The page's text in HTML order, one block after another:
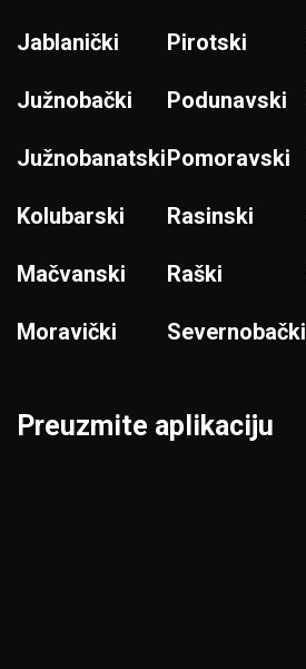
Jablanički
Južnobački
Južnobanatski
Kolubarski
Mačvanski
Moravički
Pirotski
Podunavski
Pomoravski
Rasinski
Raški
Severnobački
Preuzmite aplikaciju